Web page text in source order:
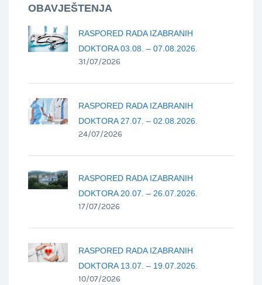
OBAVJEŠTENJA
RASPORED RADA IZABRANIH
DOKTORA 03.08. – 07.08.2026.
31/07/2026
RASPORED RADA IZABRANIH
DOKTORA 27.07. – 02.08.2026.
24/07/2026
RASPORED RADA IZABRANIH
DOKTORA 20.07. – 26.07.2026.
17/07/2026
RASPORED RADA IZABRANIH
DOKTORA 13.07. – 19.07.2026.
10/07/2026